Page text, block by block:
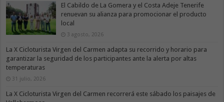
El Cabildo de La Gomera y el Costa Adeje Tenerife
renuevan su alianza para promocionar el producto
local
3 agosto, 2026
La X Cicloturista Virgen del Carmen adapta su recorrido y horario para
garantizar la seguridad de los participantes ante la alerta por altas
temperaturas
31 julio, 2026
La X Cicloturista Virgen del Carmen recorrerá este sábado los paisajes de